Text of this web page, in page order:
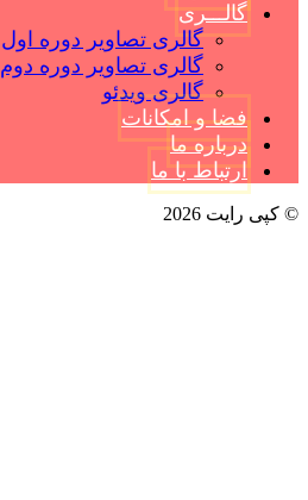
گالـــری
گالری تصاویر دوره اول
گالری تصاویر دوره دوم
گالری ویدئو
فضا و امکانات
درباره ما
ارتباط با ما
© کپی رایت 2026